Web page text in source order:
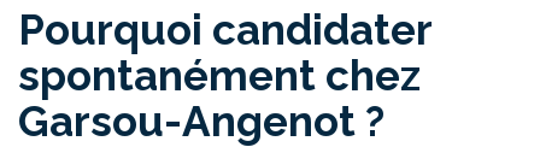
Pourquoi candidater
spontanément chez
Garsou-Angenot ?